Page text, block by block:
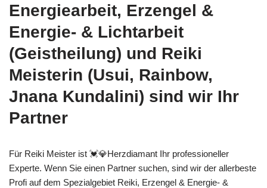
Energiearbeit, Erzengel &
Energie- & Lichtarbeit
(Geistheilung) und Reiki
Meisterin (Usui, Rainbow,
Jnana Kundalini) sind wir Ihr
Partner
Für Reiki Meister ist 💓️💎Herzdiamant Ihr professioneller
Experte. Wenn Sie einen Partner suchen, sind wir der allerbeste
Profi auf dem Spezialgebiet Reiki, Erzengel & Energie- &